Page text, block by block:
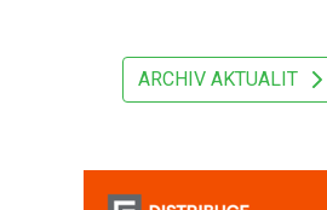
ARCHIV AKTUALIT